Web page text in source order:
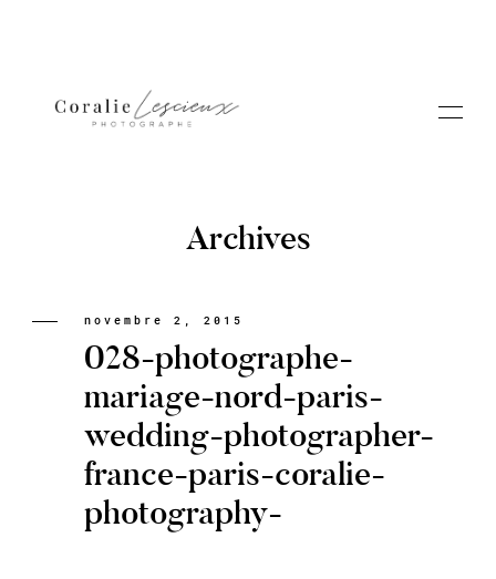
Portfolio
A PROPOS CORALIE
Contact
Archives
novembre 2, 2015
028-photographe-
mariage-nord-paris-
wedding-photographer-
france-paris-coralie-
photography-